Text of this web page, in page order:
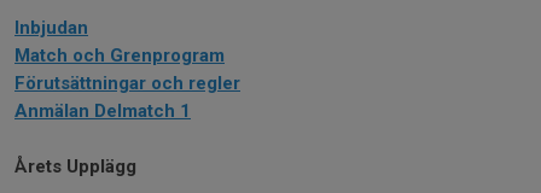
Inbjudan
Match och Grenprogram
Förutsättningar och regler
Anmälan Delmatch 1
Årets Upplägg